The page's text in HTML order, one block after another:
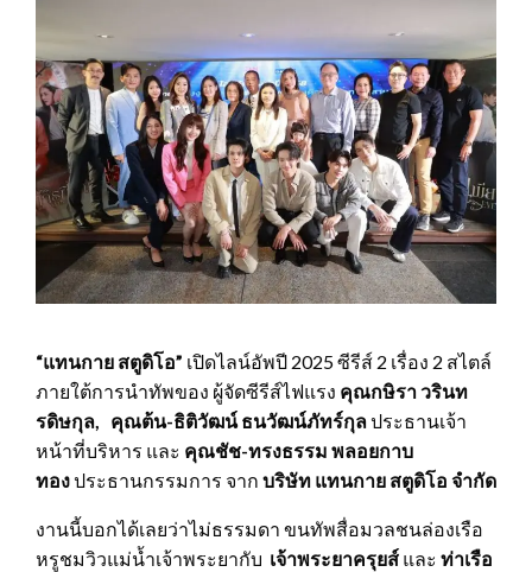
“แทนกาย สตูดิโอ” เปิดไลน์อัพปี 2025 ซีรีส์ 2 เรื่อง 2 สไตล์
ภายใต้การนำทัพของ ผู้จัดซีรีส์ไฟแรง คุณกษิรา วรินท
รดิษกุล, คุณต้น-ธิติวัฒน์ ธนวัฒน์ภัทร์กุลประธานเจ้า
หน้าที่บริหาร และ คุณชัช-ทรงธรรม พลอยกาบ
ทองประธานกรรมการ จาก บริษัท แทนกาย สตูดิโอ จำกัด
งานนี้บอกได้เลยว่าไม่ธรรมดา ขนทัพสื่อมวลชนล่องเรือ
หรูชมวิวแม่น้ำเจ้าพระยากับ เจ้าพระยาครุยส์ และ ท่าเรือ